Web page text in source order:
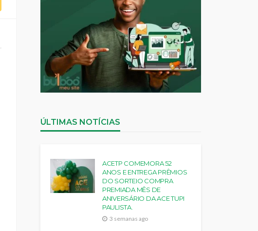
ÚLTIMAS NOTÍCIAS
ACETP COMEMORA 52
ANOS E ENTREGA PRÊMIOS
DO SORTEIO COMPRA
PREMIADA MÊS DE
ANIVERSÁRIO DA ACE TUPI
PAULISTA.
3 semanas ago